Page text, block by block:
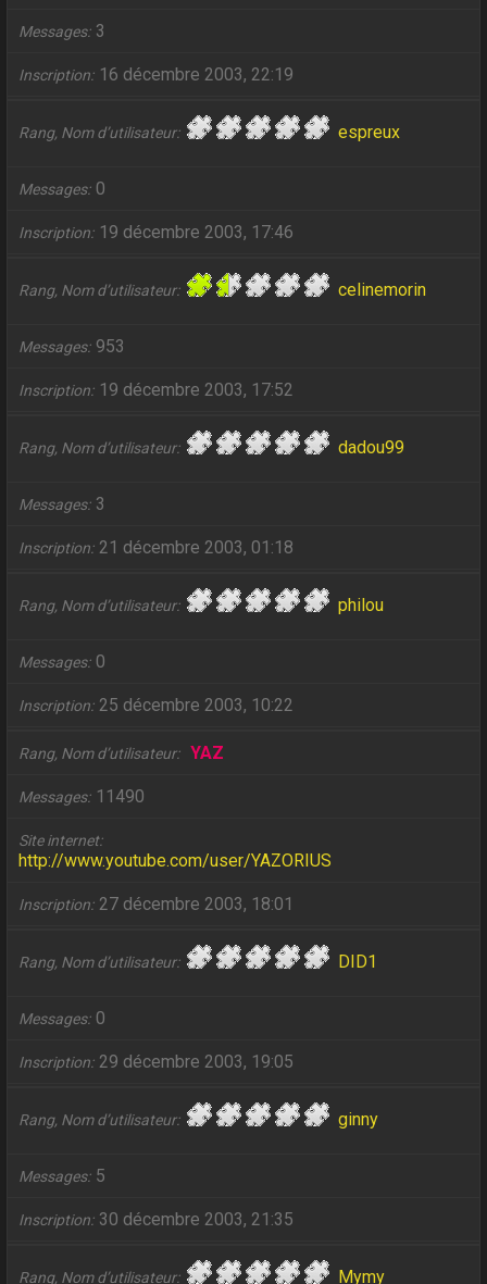
Messages 3
Inscription 16 décembre 2003, 22:19
Rang, Nom d’utilisateur espreux
Messages 0
Inscription 19 décembre 2003, 17:46
Rang, Nom d’utilisateur celinemorin
Messages 953
Inscription 19 décembre 2003, 17:52
Rang, Nom d’utilisateur dadou99
Messages 3
Inscription 21 décembre 2003, 01:18
Rang, Nom d’utilisateur philou
Messages 0
Inscription 25 décembre 2003, 10:22
Rang, Nom d’utilisateur YAZ
Messages 11490
Site internet
http://www.youtube.com/user/YAZORIUS
Inscription 27 décembre 2003, 18:01
Rang, Nom d’utilisateur DID1
Messages 0
Inscription 29 décembre 2003, 19:05
Rang, Nom d’utilisateur ginny
Messages 5
Inscription 30 décembre 2003, 21:35
Rang, Nom d’utilisateur Mymy